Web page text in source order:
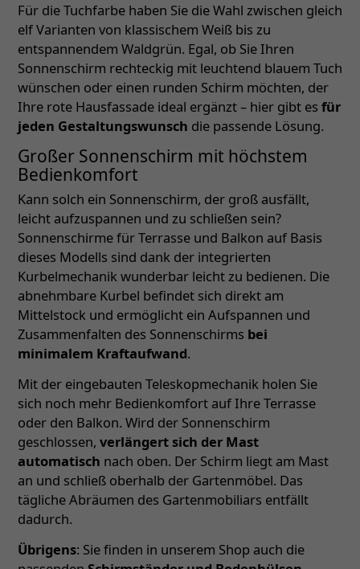
Für die Tuchfarbe haben Sie die Wahl zwischen gleich
elf Varianten von klassischem Weiß bis zu
entspannendem Waldgrün. Egal, ob Sie Ihren
Sonnenschirm rechteckig mit leuchtend blauem Tuch
wünschen oder einen runden Schirm möchten, der
Ihre rote Hausfassade ideal ergänzt – hier gibt es für
jeden Gestaltungswunsch die passende Lösung.
Großer Sonnenschirm mit höchstem
Bedienkomfort
Kann solch ein Sonnenschirm, der groß ausfällt,
leicht aufzuspannen und zu schließen sein?
Sonnenschirme für Terrasse und Balkon auf Basis
dieses Modells sind dank der integrierten
Kurbelmechanik wunderbar leicht zu bedienen. Die
abnehmbare Kurbel befindet sich direkt am
Mittelstock und ermöglicht ein Aufspannen und
Zusammenfalten des Sonnenschirms bei
minimalem Kraftaufwand.
Mit der eingebauten Teleskopmechanik holen Sie
sich noch mehr Bedienkomfort auf Ihre Terrasse
oder den Balkon. Wird der Sonnenschirm
geschlossen, verlängert sich der Mast
automatisch nach oben. Der Schirm liegt am Mast
an und schließ oberhalb der Gartenmöbel. Das
tägliche Abräumen des Gartenmobiliars entfällt
dadurch.
Übrigens: Sie finden in unserem Shop auch die